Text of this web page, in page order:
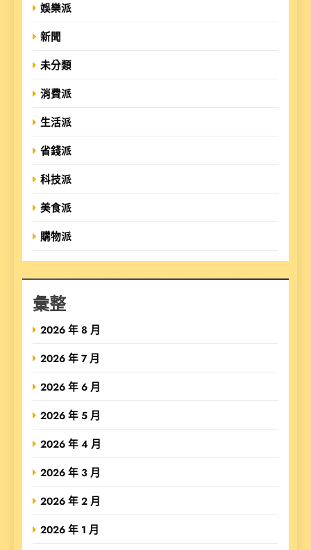
娛樂派
新聞
未分類
消費派
生活派
省錢派
科技派
美食派
購物派
彙整
2026 年 8 月
2026 年 7 月
2026 年 6 月
2026 年 5 月
2026 年 4 月
2026 年 3 月
2026 年 2 月
2026 年 1 月